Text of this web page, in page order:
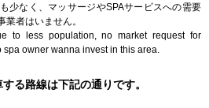
少なく、マッサージやSPAサービスへの需要
者はいません。
to less population, no market request for
spa owner wanna invest in this area.
る路線は下記の通りです。